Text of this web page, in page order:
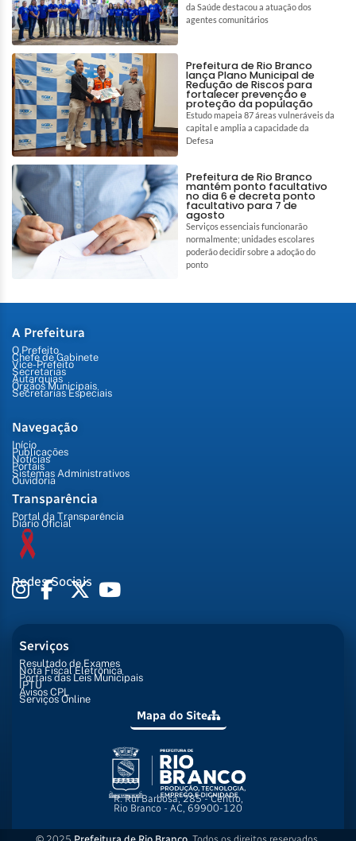
da Saúde destacou a atuação dos
agentes comunitários
Prefeitura de Rio Branco
lança Plano Municipal de
Redução de Riscos para
fortalecer prevenção e
proteção da população
Estudo mapeia 87 áreas vulneráveis da
capital e amplia a capacidade da
Defesa
Prefeitura de Rio Branco
mantém ponto facultativo
no dia 6 e decreta ponto
facultativo para 7 de
agosto
Serviços essenciais funcionarão
normalmente; unidades escolares
poderão decidir sobre a adoção do
ponto
A Prefeitura
O Prefeito
Chefe de Gabinete
Vice-Prefeito
Secretarias
Autarquias
Órgãos Municipais
Secretarias Especiais
Navegação
Início
Publicações
Notícias
Portais
Sistemas Administrativos
Ouvidoria
Transparência
Portal da Transparência
Diário Oficial
Redes Sociais
Serviços
Resultado de Exames
Nota Fiscal Eletrônica
Portais das Leis Municipais
IPTU
Avisos CPL
Serviços Online
Mapa do Site
R. Rui Barbosa, 285 - Centro,
Rio Branco - AC, 69900-120